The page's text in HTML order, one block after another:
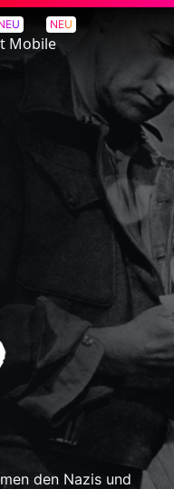
NEU
Mobile
den Nazis und